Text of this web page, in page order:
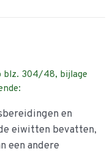
blz. 304/48, bijlage
en
eiwitten bevatten,
een andere